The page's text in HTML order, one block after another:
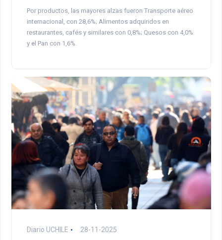
Por productos, las mayores alzas fueron Transporte aéreo
internacional, con 28,6%; Alimentos adquiridos en
restaurantes, cafés y similares con 0,8%; Quesos con 4,0%
y el Pan con 1,6%.
Diario UCHILE 28-11-2025